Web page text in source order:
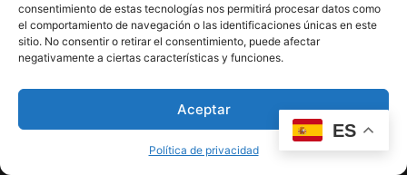
consentimiento de estas tecnologías nos permitirá procesar datos como
el comportamiento de navegación o las identificaciones únicas en este
sitio. No consentir o retirar el consentimiento, puede afectar
negativamente a ciertas características y funciones.
Aceptar
Política de privacidad
ES